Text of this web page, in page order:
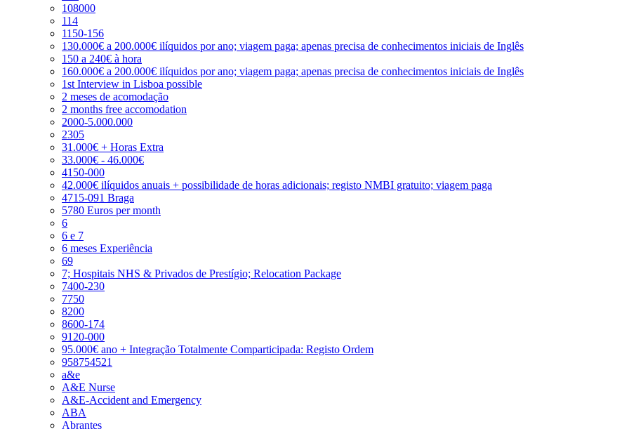
108000
114
1150-156
130.000€ a 200.000€ ilíquidos por ano; viagem paga; apenas precisa de conhecimentos iniciais de Inglês
150 a 240€ à hora
160.000€ a 200.000€ ilíquidos por ano; viagem paga; apenas precisa de conhecimentos iniciais de Inglês
1st Interview in Lisboa possible
2 meses de acomodação
2 months free accomodation
2000-5.000.000
2305
31.000€ + Horas Extra
33.000€ - 46.000€
4150-000
42.000€ ilíquidos anuais + possibilidade de horas adicionais; registo NMBI gratuito; viagem paga
4715-091 Braga
5780 Euros per month
6
6 e 7
6 meses Experiência
69
7; Hospitais NHS & Privados de Prestígio; Relocation Package
7400-230
7750
8200
8600-174
9120-000
95.000€ ano + Integração Totalmente Comparticipada: Registo Ordem
958754521
a&e
A&E Nurse
A&E-Accident and Emergency
ABA
Abrantes